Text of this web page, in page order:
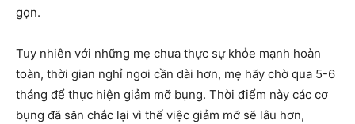
gọn.
Tuy nhiên với những mẹ chưa thực sự khỏe mạnh hoàn
toàn, thời gian nghỉ ngơi cần dài hơn, mẹ hãy chờ qua 5-6
tháng để thực hiện giảm mỡ bụng. Thời điểm này các cơ
bụng đã săn chắc lại vì thế việc giảm mỡ sẽ lâu hơn,